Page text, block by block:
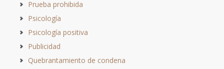
Prueba prohibida
Psicología
Psicología positiva
Publicidad
Quebrantamiento de condena